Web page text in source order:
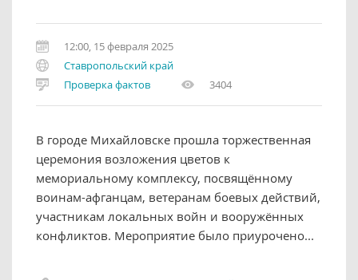
12:00, 15 февраля 2025
Ставропольский край
Проверка фактов
3404
В городе Михайловске прошла торжественная
церемония возложения цветов к
мемориальному комплексу, посвящённому
воинам-афганцам, ветеранам боевых действий,
участникам локальных войн и вооружённых
конфликтов. Мероприятие было приурочено...